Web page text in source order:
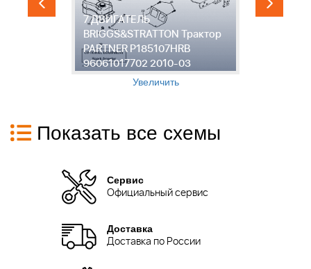
7 ДВИГАТЕЛЬ
BRIGGS&STRATTON Трактор
PARTNER P185107HRB
96061017702 2010-03
Увеличить
Показать все схемы
Сервис
Официальный сервис
Доставка
Доставка по России